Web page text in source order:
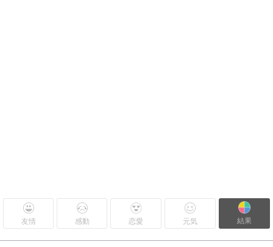
友情 感動 恋愛 元気 結果